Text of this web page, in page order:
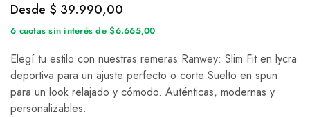
Desde $ 39.990,00
6 cuotas sin interés de $6.665,00
Elegí tu estilo con nuestras remeras Ranwey: Slim Fit en lycra
deportiva para un ajuste perfecto o corte Suelto en spun
para un look relajado y cómodo. Auténticas, modernas y
personalizables.